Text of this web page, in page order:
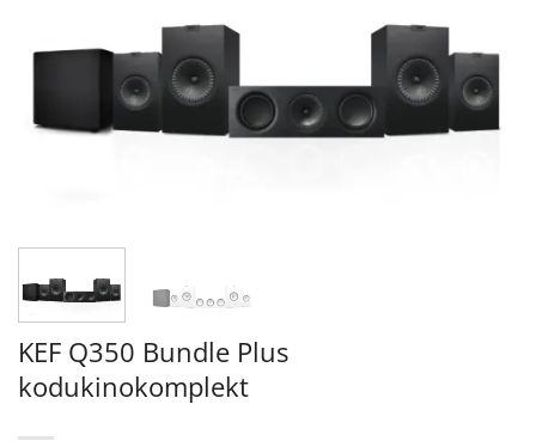
KEF Q350 Bundle Plus
kodukinokomplekt